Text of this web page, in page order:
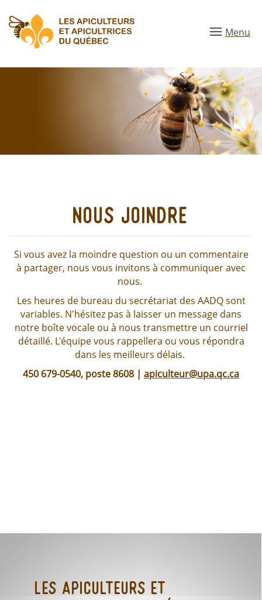
au
contenu
principal
Menu
nous joindre
Si vous avez la moindre question ou un commentaire
à partager, nous vous invitons à communiquer avec
nous.
Les heures de bureau du secrétariat des AADQ sont
variables. N'hésitez pas à laisser un message dans
notre boîte vocale ou à nous transmettre un courriel
détaillé. L'équipe vous rappellera ou vous répondra
dans les meilleurs délais.
450 679-0540, poste 8608 | apiculteur@upa.qc.ca
Les Apiculteurs et